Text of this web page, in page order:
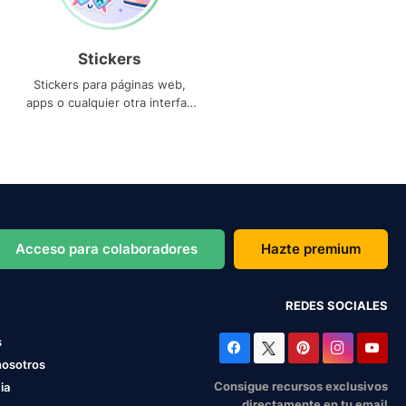
Stickers
Stickers para páginas web,
apps o cualquier otra interfaz
Acceso para colaboradores Hazte premium
REDES SOCIALES
Consigue recursos exclusivos